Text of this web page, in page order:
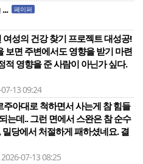
페이퍼
성의 건강 찾기 프로젝트 대성공!
보면 주변에서도 영향을 받기 마련
적 영향을 준 사람이 아닌가 싶다.
13 09:24
아대로 척하면서 사는게 참 힘들
는데.. 그런 면에서 스완은 참 순수
당에서 처절하게 패하셨네요. 결
07-13 08:25